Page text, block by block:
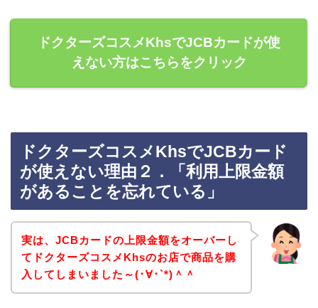
ドクターズコスメKhsでJCBカードが使
えない方はこちらをクリック
ドクターズコスメKhsでJCBカード
が使えない理由２．「利用上限金額
があることを忘れている」
実は、JCBカードの上限金額をオーバーし
てドクターズコスメKhsのお店で商品を購
入してしまいました～(･∀･`*)＾＾